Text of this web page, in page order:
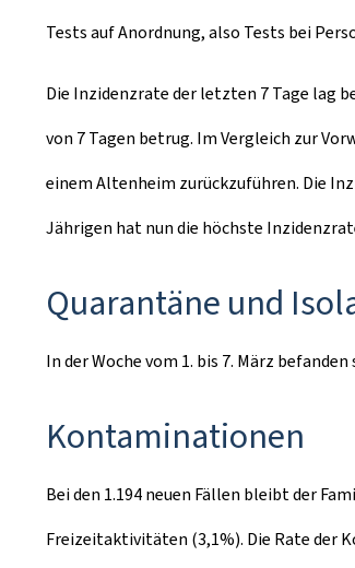
Tests auf Anordnung, also Tests bei
Die Inzidenzrate der letzten 7 Tage lag
von 7 Tagen betrug. Im Vergleich zur
einem Altenheim zurückzuführen. Die
Jährigen hat nun die höchste
Quarantäne und
In der Woche vom 1. bis 7. März
Kontaminationen
Bei den 1.194 neuen Fällen bleibt der
Freizeitaktivitäten (3,1%). Die Rate der